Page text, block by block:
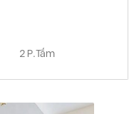
2 P.Tắm